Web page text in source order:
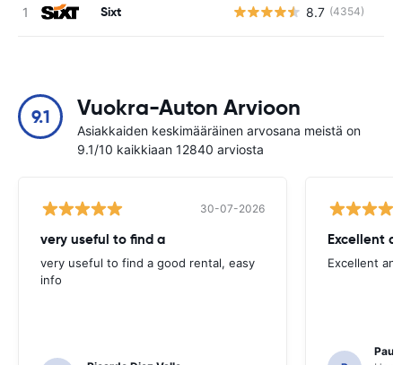
Sixt 8.7 (4354)
9.1 Vuokra-Auton Arvioon
Asiakkaiden keskimääräinen arvosana meistä on
9.1/10 kaikkiaan 12840 arviosta
30-07-2026
very useful to find a
very useful to find a good rental, easy
info
Excellent
Excellent
Paul